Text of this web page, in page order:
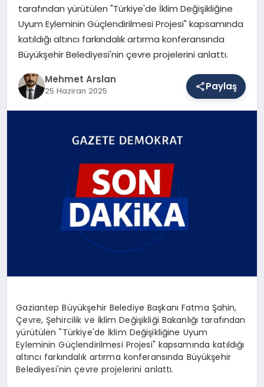
MAGAZIN
SAĞLIK
EĞITIM
tarafından yürütülen "Türkiye'de İklim Değişikliğine
Uyum Eyleminin Güçlendirilmesi Projesi" kapsamında
katıldığı altıncı farkındalık artırma konferansında
Büyükşehir Belediyesi'nin çevre projelerini anlattı.
Mehmet Arslan
25 Haziran 2025 Paylaş
Gaziantep Büyükşehir Belediye Başkanı Fatma Şahin,
Çevre, Şehircilik ve İklim Değişikliği Bakanlığı tarafından
yürütülen "Türkiye'de İklim Değişikliğine Uyum
Eyleminin Güçlendirilmesi Projesi" kapsamında katıldığı
altıncı farkındalık artırma konferansında Büyükşehir
Belediyesi'nin çevre projelerini anlattı.